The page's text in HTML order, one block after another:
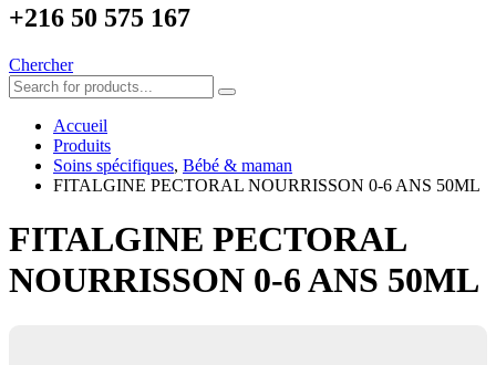
+216 50 575 167
Chercher
Accueil
Produits
Soins spécifiques, Bébé & maman
FITALGINE PECTORAL NOURRISSON 0-6 ANS 50ML
FITALGINE PECTORAL
NOURRISSON 0-6 ANS 50ML